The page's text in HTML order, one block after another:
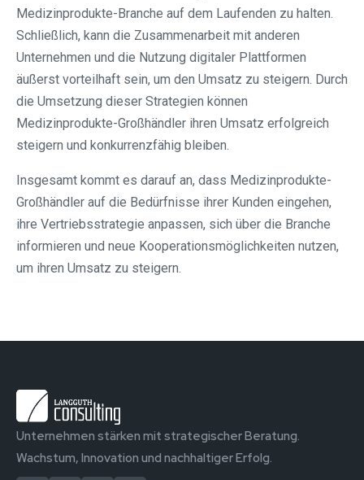
Medizinprodukte-Branche auf dem Laufenden zu halten.
Schließlich, kann die Zusammenarbeit mit anderen
Unternehmen und die Nutzung digitaler Plattformen
äußerst vorteilhaft sein, um den Umsatz zu steigern. Durch
die Umsetzung dieser Strategien können
Medizinprodukte-Großhändler ihren Umsatz erfolgreich
steigern und konkurrenzfähig bleiben.
Insgesamt kommt es darauf an, dass Medizinprodukte-
Großhändler auf die Bedürfnisse ihrer Kunden eingehen,
ihre Vertriebsstrategie anpassen, sich über die Branche
informieren und neue Kooperationsmöglichkeiten nutzen,
um ihren Umsatz zu steigern.
Unternehmen stärken mit strategischer Beratung.
Wachstum, Innovation und nachhaltiger Erfolg.